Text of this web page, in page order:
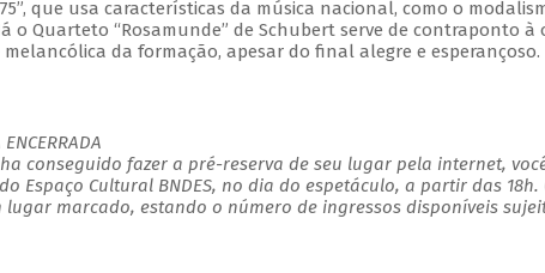
que usa características da música nacional, como o
o Quarteto “Rosamunde” de Schubert serve de contraponto
melancólica da formação, apesar do final alegre e esperançoso.
ENCERRADA
conseguido fazer a pré-reserva de seu lugar pela internet,
Espaço Cultural BNDES, no dia do espetáculo, a partir das
lugar marcado, estando o número de ingressos disponíveis